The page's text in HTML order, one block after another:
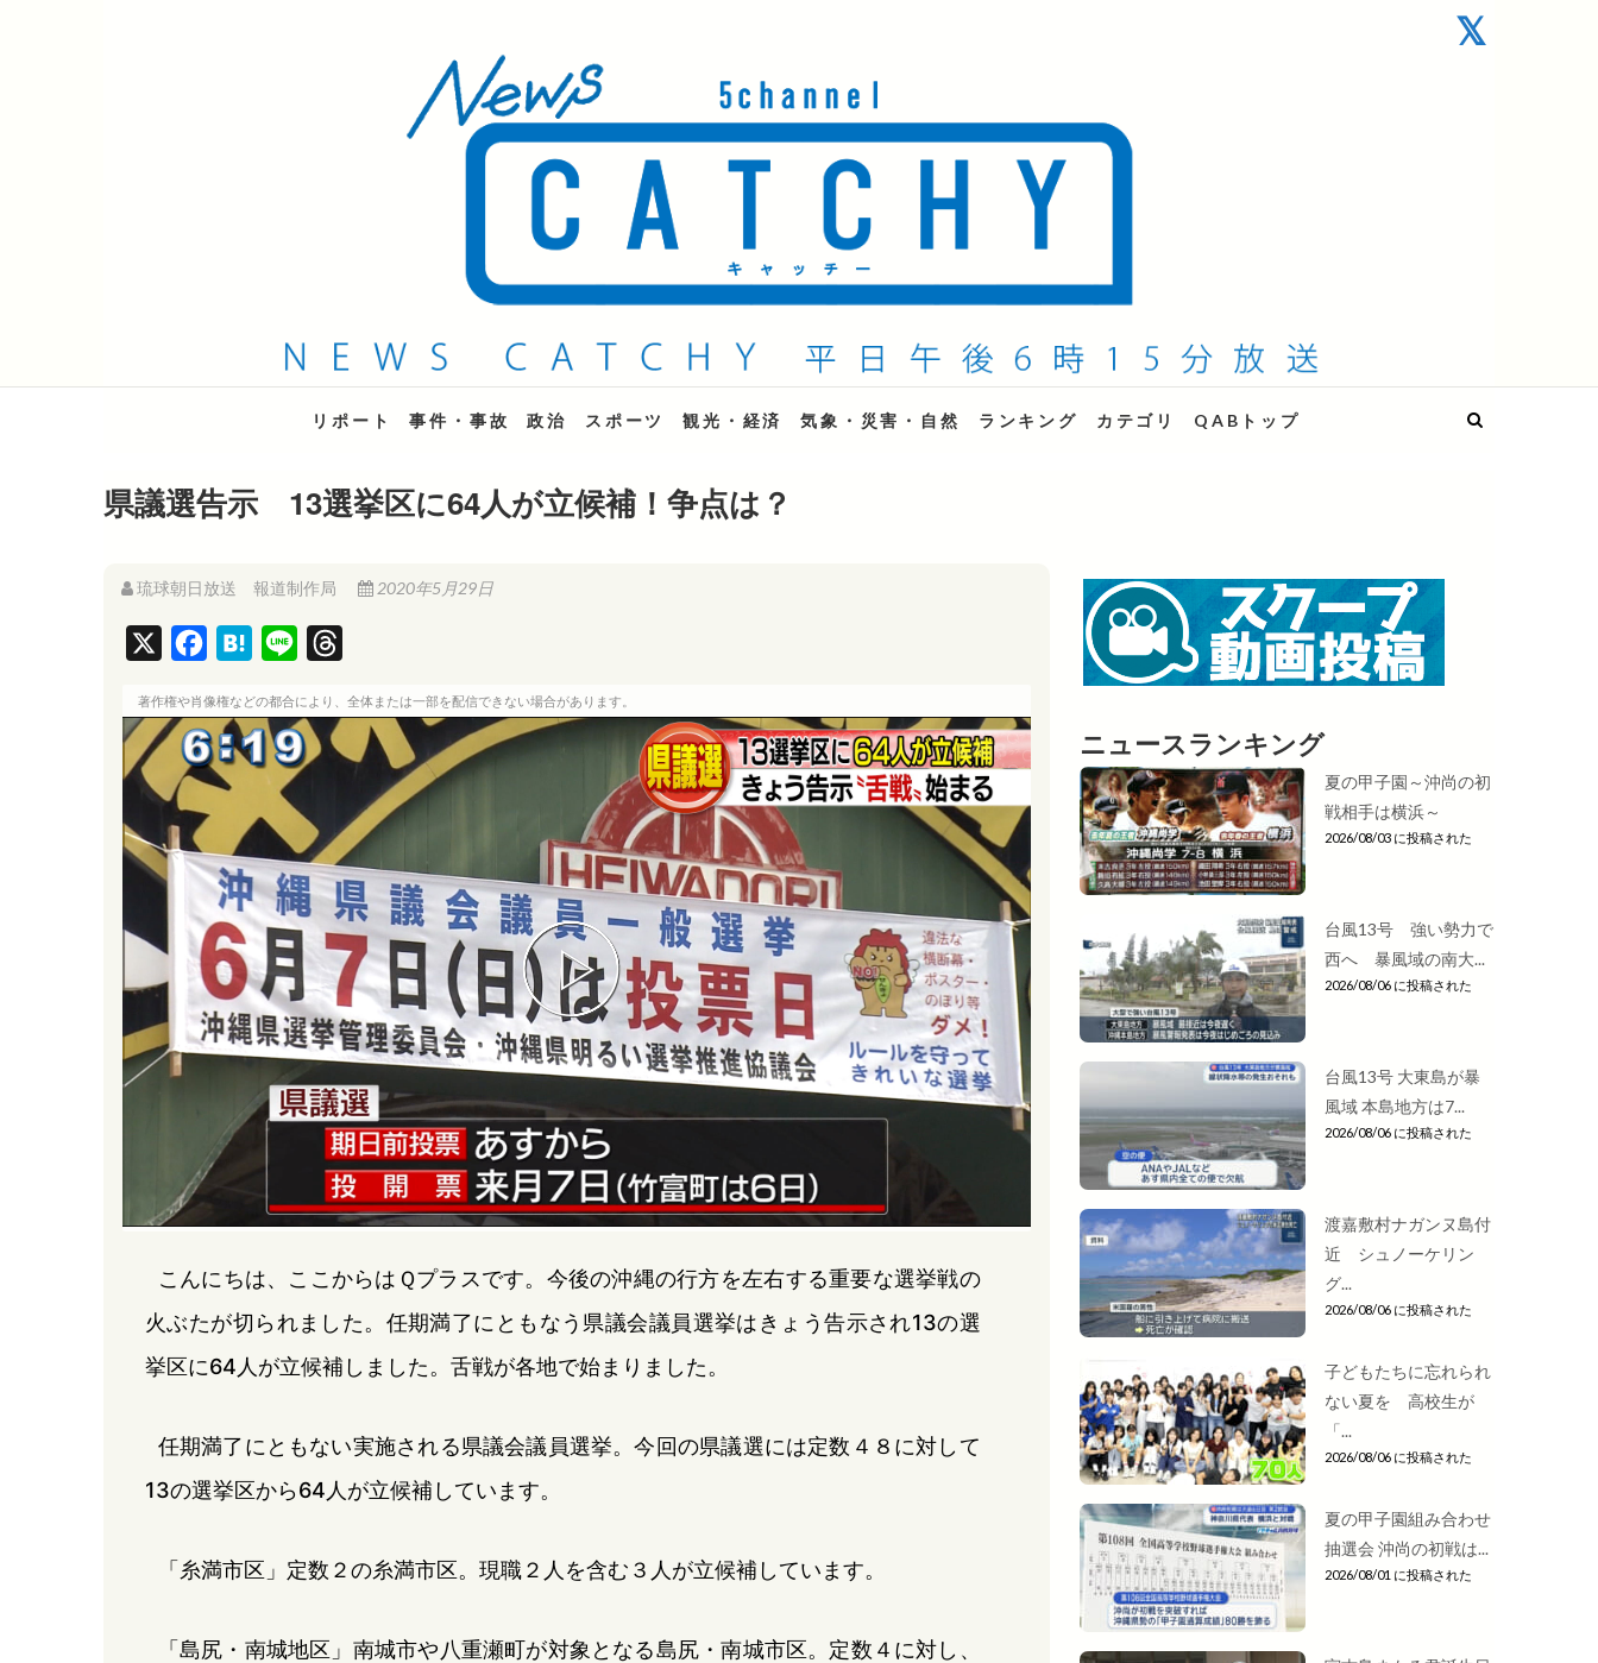
QAB NEWS Headline
キャッチー 月曜〜金曜 午後6時15分放送
リポート 事件・事故 政治 スポーツ 観光・経済 気象・災害・自然 ランキング カテゴリ QABトップ
県議選告示 13選挙区に64人が立候補！争点は？
琉球朝日放送 報道制作局 2020年5月29日
c
e
b
o
o
k
H
t
e
a
n
e
r
e
d
s
著作権や肖像権などの都合により、全体または一部を配信できない場合があります。
こんにちは、ここからはＱプラスです。今後の沖縄の行方を左右する重要な選挙戦の
火ぶたが切られました。任期満了にともなう県議会議員選挙はきょう告示され13の選
挙区に64人が立候補しました。舌戦が各地で始まりました。
任期満了にともない実施される県議会議員選挙。今回の県議選には定数４８に対して
13の選挙区から64人が立候補しています。
「糸満市区」定数２の糸満市区。現職２人を含む３人が立候補しています。
「島尻・南城地区」南城市や八重瀬町が対象となる島尻・南城市区。定数４に対し、
ニュースランキング
夏の甲子園～沖尚の初
戦相手は横浜～
2026/08/03 に投稿された
台風13号 強い勢力で
西へ 暴風域の南大...
2026/08/06 に投稿された
台風13号 大東島が暴
風域 本島地方は7...
2026/08/06 に投稿された
渡嘉敷村ナガンヌ島付
近 シュノーケリン
グ...
2026/08/06 に投稿された
子どもたちに忘れられ
ない夏を 高校生が
「...
2026/08/06 に投稿された
夏の甲子園組み合わせ
抽選会 沖尚の初戦は...
2026/08/01 に投稿された